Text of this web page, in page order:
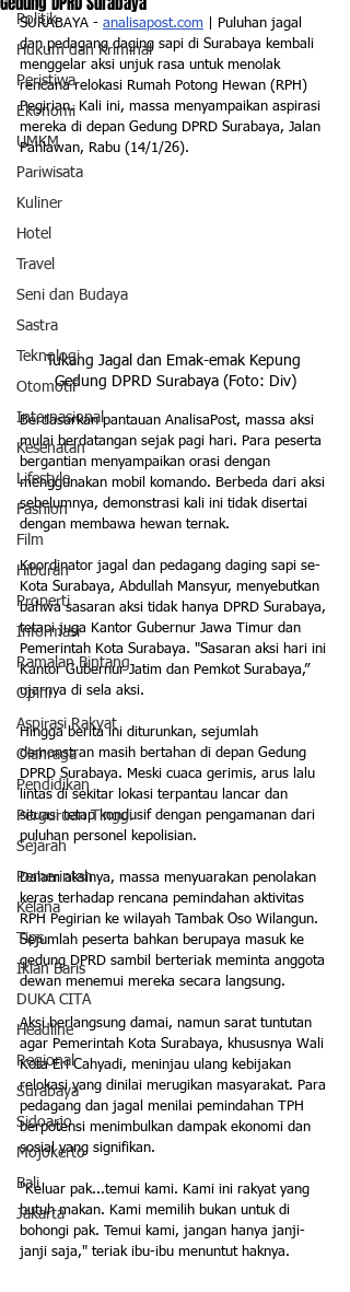
Politik
Hukum dan Kriminal
Peristiwa
Ekonomi
UMKM
Pariwisata
Kuliner
Hotel
Travel
Seni dan Budaya
Sastra
Teknologi
Otomotif
Internasional
Kesehatan
Lifestyle
Fashion
Film
Hiburan
Properti
Informasi
Ramalan Bintang
Opini
Aspirasi Rakyat
Olahraga
Pendidikan
Perguruan Tinggi
Sejarah
Pemerintah
Kelana
Tips
Iklan Baris
DUKA CITA
Headline
Regional
Surabaya
Sidoarjo
Mojokerto
Bali
Jakarta
SURABAYA - analisapost.com | Puluhan jagal
dan pedagang daging sapi di Surabaya kembali
menggelar aksi unjuk rasa untuk menolak
rencana relokasi Rumah Potong Hewan (RPH)
Pegirian. Kali ini, massa menyampaikan aspirasi
mereka di depan Gedung DPRD Surabaya, Jalan
Pahlawan, Rabu (14/1/26).
Tukang Jagal dan Emak-emak Kepung
Gedung DPRD Surabaya (Foto: Div)
Berdasarkan pantauan AnalisaPost, massa aksi
mulai berdatangan sejak pagi hari. Para peserta
bergantian menyampaikan orasi dengan
menggunakan mobil komando. Berbeda dari aksi
sebelumnya, demonstrasi kali ini tidak disertai
dengan membawa hewan ternak.
Koordinator jagal dan pedagang daging sapi se-
Kota Surabaya, Abdullah Mansyur, menyebutkan
bahwa sasaran aksi tidak hanya DPRD Surabaya,
tetapi juga Kantor Gubernur Jawa Timur dan
Pemerintah Kota Surabaya. "Sasaran aksi hari ini
Kantor Gubernur Jatim dan Pemkot Surabaya,”
ujarnya di sela aksi.
Hingga berita ini diturunkan, sejumlah
demonstran masih bertahan di depan Gedung
DPRD Surabaya. Meski cuaca gerimis, arus lalu
lintas di sekitar lokasi terpantau lancar dan
situasi tetap kondusif dengan pengamanan dari
puluhan personel kepolisian.
Dalam aksinya, massa menyuarakan penolakan
keras terhadap rencana pemindahan aktivitas
RPH Pegirian ke wilayah Tambak Oso Wilangun.
Sejumlah peserta bahkan berupaya masuk ke
gedung DPRD sambil berteriak meminta anggota
dewan menemui mereka secara langsung.
Aksi berlangsung damai, namun sarat tuntutan
agar Pemerintah Kota Surabaya, khususnya Wali
Kota Eri Cahyadi, meninjau ulang kebijakan
relokasi yang dinilai merugikan masyarakat. Para
pedagang dan jagal menilai pemindahan TPH
berpotensi menimbulkan dampak ekonomi dan
sosial yang signifikan.
"Keluar pak...temui kami. Kami ini rakyat yang
butuh makan. Kami memilih bukan untuk di
bohongi pak. Temui kami, jangan hanya janji-
janji saja," teriak ibu-ibu menuntut haknya.